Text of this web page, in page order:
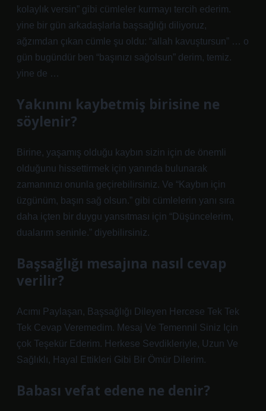
kolaylık versin” gibi cümleler kurmayı tercih ederim.
yine bir gün arkadaşlarla başsağlığı diliyoruz,
ağzımdan çıkan cümle şu oldu: “allah kavuştursun” … o
gün bugündür ben “başınızı sağolsun” derim, temiz.
yine de …
Yakınını kaybetmiş birisine ne
söylenir?
Birine, yaşamış olduğu kaybın sizin için de önemli
olduğunu hissettirmek için yanında bulunarak
zamanınızı onunla geçirebilirsiniz. Ve “Kaybın için
üzgünüm, başın sağ olsun.” gibi cümlelerin yanı sıra
daha içten bir duygu yansıtması için “Düşüncelerim,
dualarım seninle.” diyebilirsiniz.
Başsağlığı mesajına nasıl cevap
verilir?
Acımı Paylaşan, Başsağlığı Dileyen Hercese Tek Tek
Tek Cevap Veremedim. Mesaj Ve Temennil Siniz Için
çok Teşekür Ederim. Herkese Sevdikleriyle, Uzun Ve
Sağlıklı, Hayal Ettikleri Gibi Bir Ömür Dilerim.
Babası vefat edene ne denir?